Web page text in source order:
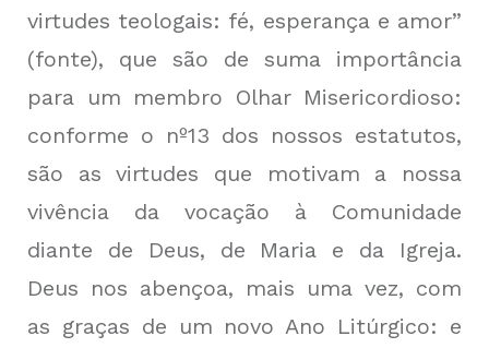
virtudes teologais: fé, esperança e amor”
(fonte), que são de suma importância
para um membro Olhar Misericordioso:
conforme o nº13 dos nossos estatutos,
são as virtudes que motivam a nossa
vivência da vocação à Comunidade
diante de Deus, de Maria e da Igreja.
Deus nos abençoa, mais uma vez, com
as graças de um novo Ano Litúrgico: e